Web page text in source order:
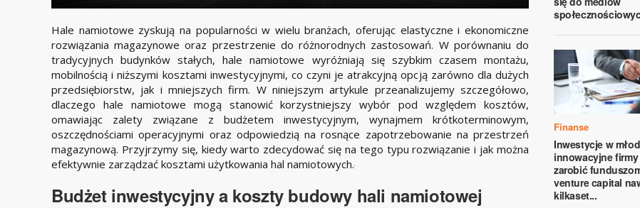
Hale namiotowe zyskują na popularności w wielu branżach, oferując elastyczne i ekonomiczne
rozwiązania magazynowe oraz przestrzenie do różnorodnych zastosowań. W porównaniu do
tradycyjnych budynków stałych, hale namiotowe wyróżniają się szybkim czasem montażu,
mobilnością i niższymi kosztami inwestycyjnymi, co czyni je atrakcyjną opcją zarówno dla dużych
przedsiębiorstw, jak i mniejszych firm. W niniejszym artykule przeanalizujemy szczegółowo,
dlaczego hale namiotowe mogą stanowić korzystniejszy wybór pod względem kosztów,
omawiając zalety związane z budżetem inwestycyjnym, wynajmem krótkoterminowym,
oszczędnościami operacyjnymi oraz odpowiedzią na rosnące zapotrzebowanie na przestrzeń
magazynową. Przyjrzymy się, kiedy warto zdecydować się na tego typu rozwiązanie i jak można
efektywnie zarządzać kosztami użytkowania hal namiotowych.
Budżet inwestycyjny a koszty budowy hali namiotowej
Finanse
Inwestycje w
innowacyjne
zarobić
venture capital
kilkaset...